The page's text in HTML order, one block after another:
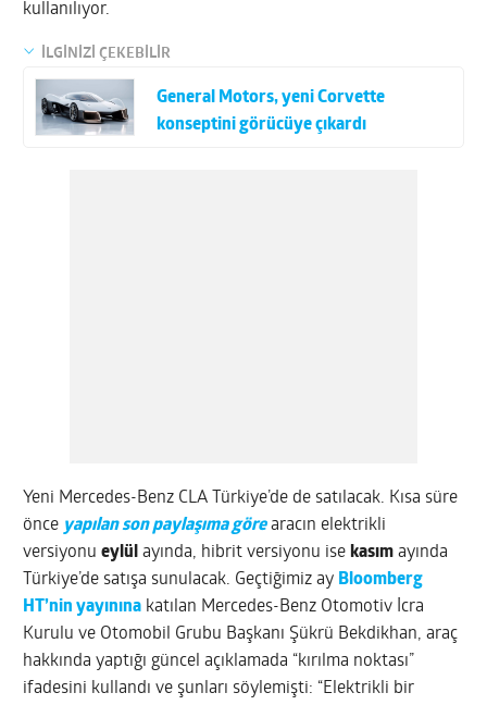
kullanılıyor.
İLGİNİZİ ÇEKEBİLİR
General Motors, yeni Corvette
konseptini görücüye çıkardı
Yeni Mercedes-Benz CLA Türkiye’de de satılacak. Kısa süre
önce yapılan son paylaşıma görearacın elektrikli
versiyonueylül ayında, hibrit versiyonu ise kasım ayında
Türkiye’de satışa sunulacak. Geçtiğimiz ay Bloomberg
HT’nin yayınına katılan Mercedes-Benz Otomotiv İcra
Kurulu ve Otomobil Grubu Başkanı Şükrü Bekdikhan, araç
hakkında yaptığı güncel açıklamada “kırılma noktası”
ifadesini kullandı ve şunları söylemişti: “Elektrikli bir